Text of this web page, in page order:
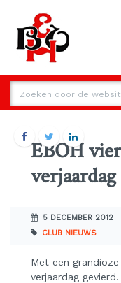
EBOH
verjaardag
5 DECEMBER 2012
CLUB NIEUWS
Met een
verjaardag gevierd.